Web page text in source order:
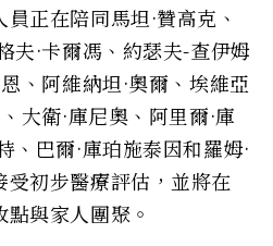
正在陪同馬坦·贊高克、
夫·卡爾馮、約瑟夫-查伊姆
、阿維納坦·奧爾、埃維亞
大衛·庫尼奧、阿里爾·庫
、巴爾·庫珀施泰因和羅姆·
初步醫療評估，並將在
與家人團聚。